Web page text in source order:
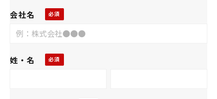
会社名
姓・名